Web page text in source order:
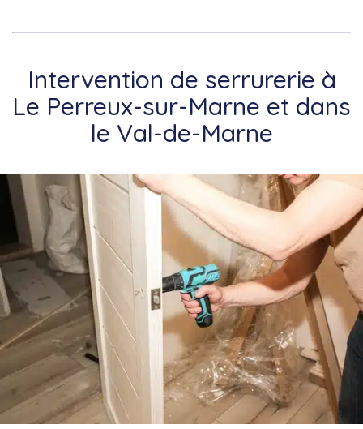
Intervention de serrurerie à
Le Perreux-sur-Marne et dans
le Val-de-Marne